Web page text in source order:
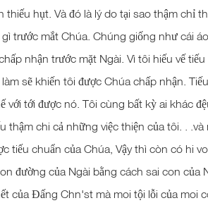
hụt. Và đó là lý do tại sao thậm chỉ
trước mắt Chúa. Chúng giống như cái
nhận trước mặt Ngài. Vì tôi hiếu vế
sẽ khiến tôi được Chúa chấp nhận.
với tới được nó. Tôi cùng bất kỳ ai khác
thậm chi cả những việc thiện của tôi. .
tiếu chuẩn của Chúa, Vậy thì còn có hi
đường của Ngài bằng cách sai con của
của Đấng Chn'st mà moi tội lỗi của moi